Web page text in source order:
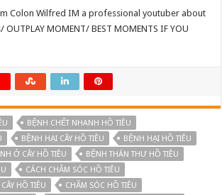
Colon Wilfred IM a professional youtuber about
MOMENT/ BEST MOMENTS IF YOU
BỆNH CHẾT NHANH HỒ TIÊU
BỆNH HẠI CÂY HỒ TIÊU
BỆNH HẠI HỒ TIÊU
Ở CÂY HỒ TIÊU
BỆNH THÁN THƯ HỒ TIÊU
CÁCH CHĂM SÓC HỒ TIÊU
HỒ TIÊU
CHĂM SÓC HỒ TIÊU